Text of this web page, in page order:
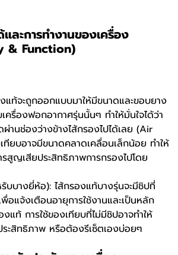
และการทำงานของเครื่อง
& Function)
แท้จะถูกออกแบบมาให้มีขนาดและขอบยาง
ครื่องฟอกอากาศรุ่นนั้นๆ ทำให้มั่นใจได้ว่า
ผ่านช่องว่างข้างไส้กรองไปได้เลย (Air
ยบอาจมีขนาดคลาดเคลื่อนเล็กน้อย ทำให้
สูญเสียประสิทธิภาพการกรองไปโดย
บบางยี่ห้อ): ไส้กรองแท้บางรุ่นจะมีชิปที่
อแจ้งเตือนอายุการใช้งานและเป็นหลัก
แท้ การใช้ของเทียบที่ไม่มีชิปอาจทำให้
ระสิทธิภาพ หรือต้องรีเซ็ตเองบ่อยๆ